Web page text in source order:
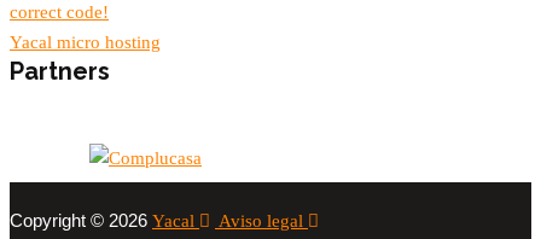
correct code!
Yacal micro hosting
Partners
Copyright © 2026 Yacal Aviso legal